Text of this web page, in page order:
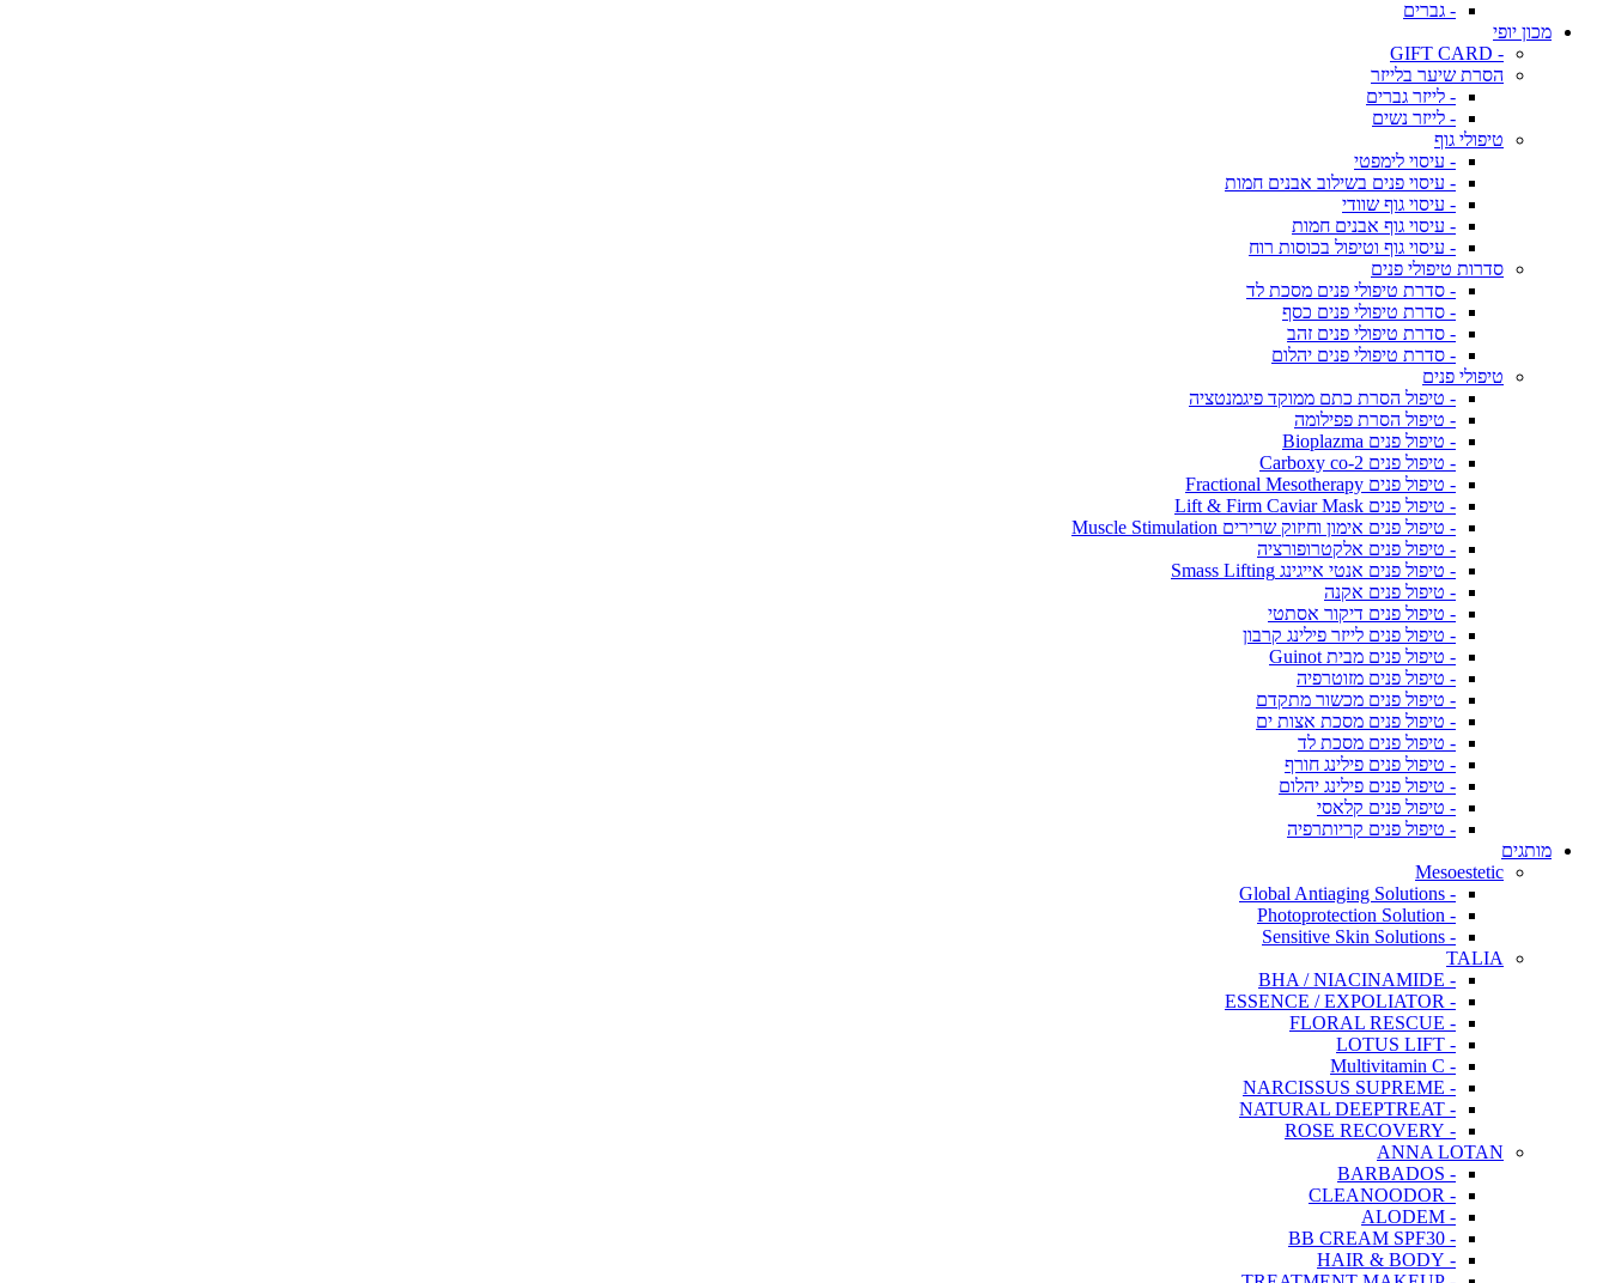
- גברים
מכון יופי
- GIFT CARD
הסרת שיער בלייזר
- לייזר גברים
- לייזר נשים
טיפולי גוף
- עיסוי לימפטי
- עיסוי פנים בשילוב אבנים חמות
- עיסוי גוף שוודי
- עיסוי גוף אבנים חמות
- עיסוי גוף וטיפול בכוסות רוח
סדרות טיפולי פנים
- סדרת טיפולי פנים מסכת לד
- סדרת טיפולי פנים כסף
- סדרת טיפולי פנים זהב
- סדרת טיפולי פנים יהלום
טיפולי פנים
- טיפול הסרת כתם ממוקד פיגמנטציה
- טיפול הסרת פפילומה
- טיפול פנים Bioplazma
- טיפול פנים Carboxy co-2
- טיפול פנים Fractional Mesotherapy
- טיפול פנים Lift & Firm Caviar Mask
- טיפול פנים אימון וחיזוק שרירים Muscle Stimulation
- טיפול פנים אלקטרופורציה
- טיפול פנים אנטי אייגינג Smass Lifting
- טיפול פנים אקנה
- טיפול פנים דיקור אסתטי
- טיפול פנים לייזר פילינג קרבון
- טיפול פנים מבית Guinot
- טיפול פנים מזוטרפיה
- טיפול פנים מכשור מתקדם
- טיפול פנים מסכת אצות ים
- טיפול פנים מסכת לד
- טיפול פנים פילינג חורף
- טיפול פנים פילינג יהלום
- טיפול פנים קלאסי
- טיפול פנים קריותרפיה
מותגים
Mesoestetic
- Global Antiaging Solutions
- Photoprotection Solution
- Sensitive Skin Solutions
TALIA
- BHA / NIACINAMIDE
- ESSENCE / EXPOLIATOR
- FLORAL RESCUE
- LOTUS LIFT
- Multivitamin C
- NARCISSUS SUPREME
- NATURAL DEEPTREAT
- ROSE RECOVERY
ANNA LOTAN
- BARBADOS
- CLEANOODOR
- ALODEM
- BB CREAM SPF30
- HAIR & BODY